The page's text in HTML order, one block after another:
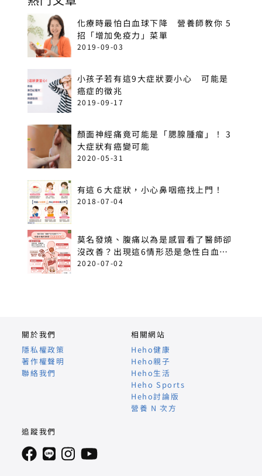
化療時最怕白血球下降 營養師教你 5
招「增加免疫力」菜單
2019-09-03
小孩子若有這9大症狀要小心 可能是
癌症的徵兆
2019-09-17
顏面神經痛竟可能是「腮腺腫瘤」！ 3
大症狀有癌變可能
2020-05-31
有這６大症狀，小心鼻咽癌找上門！
2018-07-04
莫名發燒、腹痛以為是感冒看了醫師卻
沒改善？出現這6情形恐是急性白血
病！
2020-07-02
關於我們
隱私權政策
著作權聲明
聯絡我們
相關網站
Heho健康
Heho親子
Heho生活
Heho Sports
Heho討論版
營養 N 次方
追蹤我們